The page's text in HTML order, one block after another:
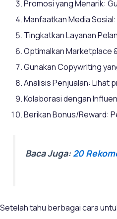
Promosi yang Menarik:
Manfaatkan Media
Tingkatkan Layanan
Optimalkan Marketplace
Gunakan Copywriting
Analisis Penjualan: Lihat
Kolaborasi dengan
Berikan Bonus/Reward:
Baca Juga: 20
Setelah tahu berbagai cara